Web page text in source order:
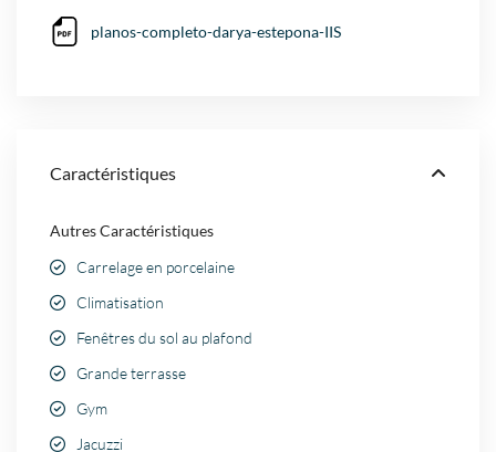
planos-completo-darya-estepona-IIS
Caractéristiques
Autres Caractéristiques
Carrelage en porcelaine
Climatisation
Fenêtres du sol au plafond
Grande terrasse
Gym
Jacuzzi